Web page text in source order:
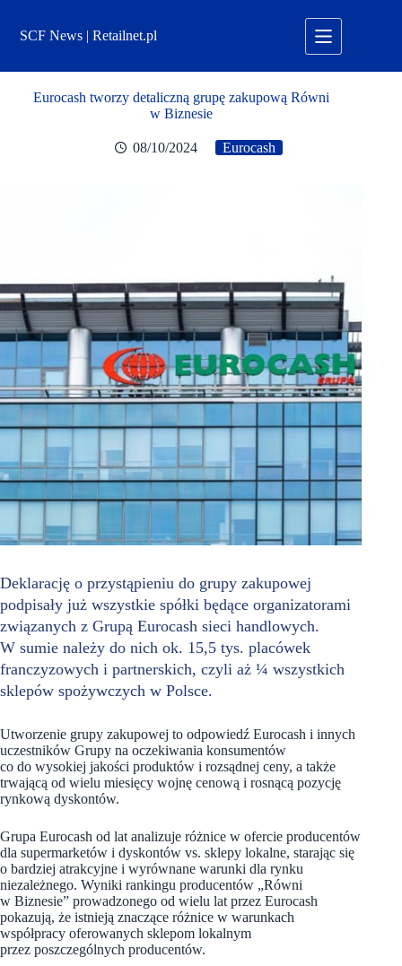
treściSCF News | Retailnet.pl
Eurocash tworzy detaliczną grupę zakupową Równi
w Biznesie
08/10/2024 Eurocash
Deklarację o przystąpieniu do grupy zakupowej
podpisały już wszystkie spółki będące organizatorami
związanych z Grupą Eurocash sieci handlowych.
W sumie należy do nich ok. 15,5 tys. placówek
franczyzowych i partnerskich, czyli aż ¼ wszystkich
sklepów spożywczych w Polsce.
Utworzenie grupy zakupowej to odpowiedź Eurocash i innych
uczestników Grupy na oczekiwania konsumentów
co do wysokiej jakości produktów i rozsądnej ceny, a także
trwającą od wielu miesięcy wojnę cenową i rosnącą pozycję
rynkową dyskontów.
Grupa Eurocash od lat analizuje różnice w ofercie producentów
dla supermarketów i dyskontów vs. sklepy lokalne, starając się
o bardziej atrakcyjne i wyrównane warunki dla rynku
niezależnego. Wyniki rankingu producentów „Równi
w Biznesie” prowadzonego od wielu lat przez Eurocash
pokazują, że istnieją znaczące różnice w warunkach
współpracy oferowanych sklepom lokalnym
przez poszczególnych producentów.